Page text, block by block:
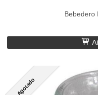
Bebedero
Agotado